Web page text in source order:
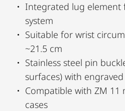
Integrated lug element
system
Suitable for wrist
~21.5 cm
Stainless steel pin
surfaces) with
Compatible with ZM 11
cases